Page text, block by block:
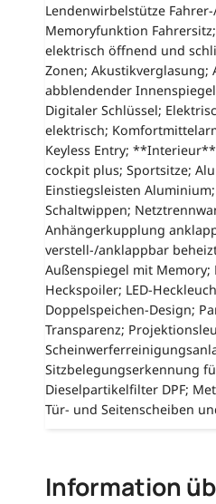
Lendenwirbelstütze
Memoryfunktion
elektrisch öffnend und
Zonen; Akustikverglasung;
abblendender
Digitaler Schlüssel;
elektrisch;
Keyless Entry;
cockpit plus; Sportsitze;
Einstiegsleisten
Schaltwippen;
Anhängerkupplung
verstell-/anklappbar
Außenspiegel mit
Heckspoiler; LED-
Doppelspeichen-Design;
Transparenz;
Sitzbelegungserkennung
Dieselpartikelfilter DPF;
Tür- und Seitenscheiben
Information